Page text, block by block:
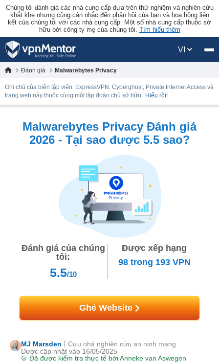
Chúng tôi đánh giá các nhà cung cấp dựa trên thử nghiệm và nghiên cứu
khắt khe nhưng cũng cân nhắc đến phản hồi của bạn và hoa hồng liên
kết của chúng tôi với các nhà cung cấp. Một số nhà cung cấp thuộc sở
hữu bởi công ty mẹ của chúng tôi. Tìm hiểu thêm
VI
Đánh giá Malwarebytes Privacy
Ghi chú của biên tập viên: ExpressVPN, Cyberghost, Private Internet Access và
trang web này thuộc cùng một tập đoàn chủ sở hữu. Hiểu rồi!
Malwarebytes Privacy Đánh giá
2026 - Tại sao được 5.5 sao?
Đánh giá của chúng
tôi:
5.5/10
Được xếp hạng
98 trong 193VPN
Ghé Website
MJ Marsden
Được cập nhật vào 16/05/2025
Đã được kiểm tra thực tế bởi Anneke van Aswegen
Cựu nhà nghiên cứu an ninh mạng